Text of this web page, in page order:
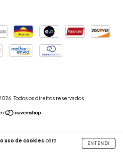
uso de cookies para
ENTENDI
Todos os direitos reservados.